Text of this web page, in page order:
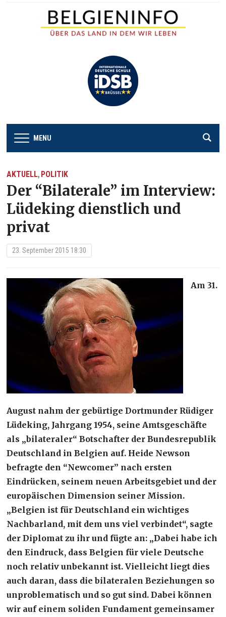
MENU
AKTUELL, POLITIK
Der “Bilaterale” im Interview:
Lüdeking dienstlich und
privat
23. September 2015 18:30
Am 31.
August nahm der gebürtige Dortmunder Rüdiger
Lüdeking, Jahrgang 1954, seine Amtsgeschäfte
als „bilateraler“ Botschafter der Bundesrepublik
Deutschland in Belgien auf. Heide Newson
befragte den “Newcomer” nach ersten
Eindrücken, seinem neuen Arbeitsgebiet und der
europäischen Dimension seiner Mission.
„Belgien ist für Deutschland ein wichtiges
Nachbarland, mit dem uns viel verbindet“, sagte
der Diplomat zu ihr und fügte an: „Dabei habe ich
den Eindruck, dass Belgien für viele Deutsche
noch relativ unbekannt ist. Vielleicht liegt dies
auch daran, dass die bilateralen Beziehungen so
unproblematisch und so gut sind. Dabei können
wir auf einem soliden Fundament gemeinsamer